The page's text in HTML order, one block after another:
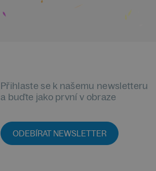
Přihlaste se k našemu newsletteru
a buďte jako první v obraze
ODEBÍRAT NEWSLETTER